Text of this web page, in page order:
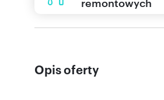
Opis oferty